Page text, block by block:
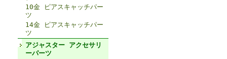
10金 ピアスキャッチパー
ツ
14金 ピアスキャッチパー
ツ
アジャスター アクセサリ
ーパーツ